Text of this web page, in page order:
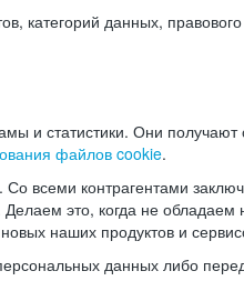
категорий данных,
и статистики. Они
файлов cookie.
. Со всеми контрагентами
это, когда не
наших продуктов и
данных либо